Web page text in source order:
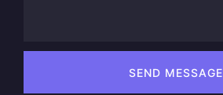
SEND MESSAGE